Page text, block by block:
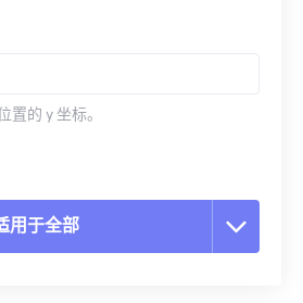
置的 y 坐标。
用于全部